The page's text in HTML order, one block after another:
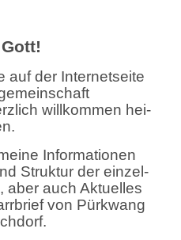
auf der In­ter­net­sei­te
will­kom­men hei­
In­for­ma­tio­nen
Struk­tur der ein­zel­
aber auch Ak­tu­el­les
von Pürk­wang